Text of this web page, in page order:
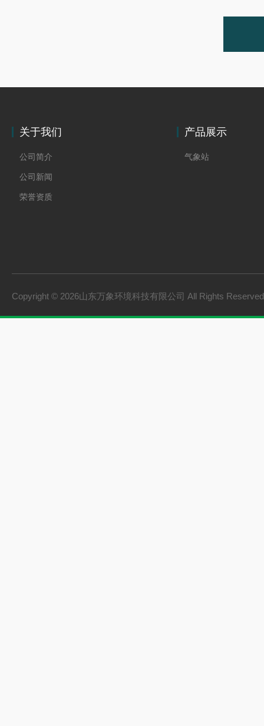
关于我们
公司简介
公司新闻
荣誉资质
产品展示
气象站
Copyright © 2026山东万象环境科技有限公司 All Rights